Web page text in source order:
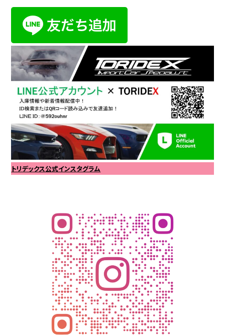
トリデックス公式インスタグラム